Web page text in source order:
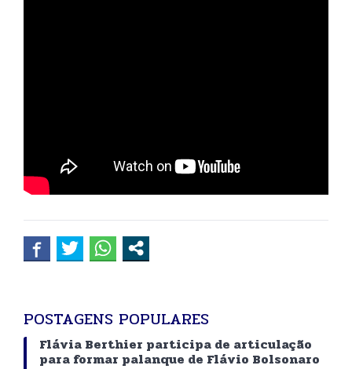
POSTAGENS POPULARES
Flávia Berthier participa de articulação
para formar palanque de Flávio Bolsonaro